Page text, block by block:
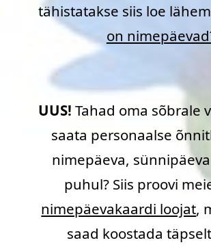
tähistatakse siis loe
on
UUS! Tahad oma sõbrale
saata personaalse
nimepäeva,
puhul? Siis proovi
nimepäevakaardi loojat,
saad koostada